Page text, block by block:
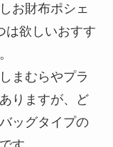
お財布ポシェ
は欲しいおすす
まむらやプラ
りますが、ど
ッグタイプの